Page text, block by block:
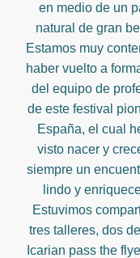
en medio de un
natural de gran
Estamos muy
haber vuelto a
del equipo de
de este festival
España, el cual
visto nacer y
siempre un
lindo y
Estuvimos
tres talleres, dos
Icarian pass the